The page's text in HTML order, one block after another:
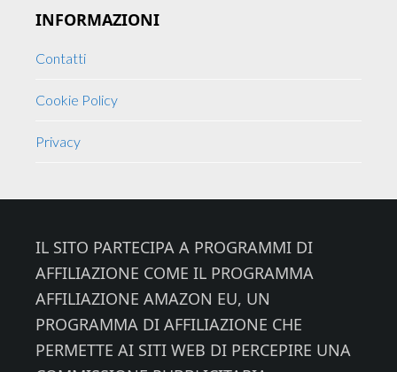
INFORMAZIONI
Contatti
Cookie Policy
Privacy
IL SITO PARTECIPA A PROGRAMMI DI
AFFILIAZIONE COME IL PROGRAMMA
AFFILIAZIONE AMAZON EU, UN
PROGRAMMA DI AFFILIAZIONE CHE
PERMETTE AI SITI WEB DI PERCEPIRE UNA